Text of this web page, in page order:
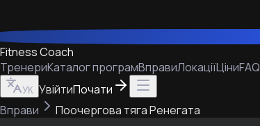
Fitness Coach
ТренериКаталог програмВправиЛокаціїЦіниFAQ
УК УвійтиПочати
Вправи
Поочергова тяга Ренегата